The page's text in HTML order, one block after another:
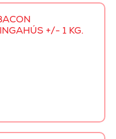
+/- 1 KG.